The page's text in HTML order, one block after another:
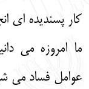
کار پسندیده‌ ای
ما امروزه می‌
عوامل فساد می‌